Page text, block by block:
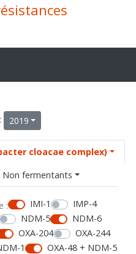
2019
cloacae complex)
Non fermentants
: IMI-1
IMP-4
NDM-5
NDM-6
OXA-204
OXA-244
1
OXA-48 + NDM-5